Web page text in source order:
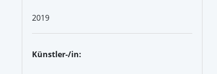
2019
Künstler-/in: